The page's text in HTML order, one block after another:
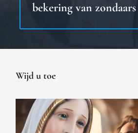
bekering van zondaars
Wijd u toe